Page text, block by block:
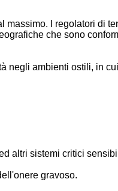
massimo. I regolatori di
che sono
negli ambienti ostili, in
altri sistemi critici
gravoso.